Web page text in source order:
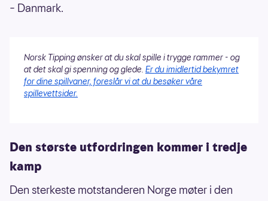
– Danmark.
Norsk Tipping ønsker at du skal spille i trygge rammer - og
at det skal gi spenning og glede. Er du imidlertid bekymret
for dine spillvaner, foreslår vi at du besøker våre
spillevettsider.
Den største utfordringen kommer i tredje
kamp
Den sterkeste motstanderen Norge møter i den